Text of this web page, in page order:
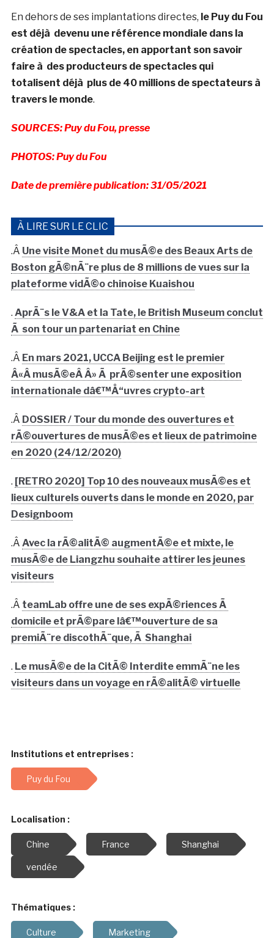
En dehors de ses implantations directes, le Puy du Fou
est déjà devenu une référence mondiale dans la
création de spectacles, en apportant son savoir
faire à des producteurs de spectacles qui
totalisent déjà plus de 40 millions de spectateurs à
travers le monde.
SOURCES: Puy du Fou, presse
PHOTOS: Puy du Fou
Date de première publication: 31/05/2021
À LIRE SUR LE CLIC
.Â Une visite Monet du musÃ©e des Beaux Arts de
Boston gÃ©nÃ¨re plus de 8 millions de vues sur la
plateforme vidÃ©o chinoise Kuaishou
. AprÃ¨s le V&A et la Tate, le British Museum conclut
Ã son tour un partenariat en Chine
.Â En mars 2021, UCCA Beijing est le premier
Â«Â musÃ©eÂ Â» Ã prÃ©senter une exposition
internationale dâ€™Å“uvres crypto-art
.Â DOSSIER / Tour du monde des ouvertures et
rÃ©ouvertures de musÃ©es et lieux de patrimoine
en 2020 (24/12/2020)
. [RETRO 2020] Top 10 des nouveaux musÃ©es et
lieux culturels ouverts dans le monde en 2020, par
Designboom
.Â Avec la rÃ©alitÃ© augmentÃ©e et mixte, le
musÃ©e de Liangzhu souhaite attirer les jeunes
visiteurs
.Â teamLab offre une de ses expÃ©riences Ã
domicile et prÃ©pare lâ€™ouverture de sa
premiÃ¨re discothÃ¨que, Ã Shanghai
. Le musÃ©e de la CitÃ© Interdite emmÃ¨ne les
visiteurs dans un voyage en rÃ©alitÃ© virtuelle
Institutions et entreprises :
Puy du Fou
Localisation :
Chine France Shanghai
vendée
Thématiques :
Culture Marketing